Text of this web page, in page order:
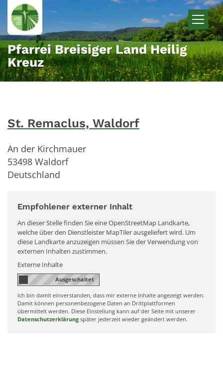
Zum Inhalt springen
Pfarrei Breisiger Land Heilig
Kreuz
St. Remaclus, Waldorf
An der Kirchmauer
53498 Waldorf
Deutschland
Empfohlener externer Inhalt
An dieser Stelle finden Sie eine OpenStreetMap Landkarte,
welche über den Dienstleister MapTiler ausgeliefert wird. Um
diese Landkarte anzuzeigen müssen Sie der Verwendung von
externen Inhalten zustimmen.
Externe Inhalte
Ich bin damit einverstanden, dass mir externe Inhalte angezeigt werden.
Damit können personenbezogene Daten an Drittplattformen
übermittelt werden. Diese Einstellung kann auf der Seite mit unserer
Datenschutzerklärung später jederzeit wieder geändert werden.